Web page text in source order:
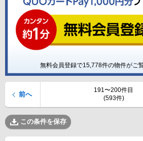
無料会員登録で15,778件の物件がご
191〜200件目
(593件)
前へ
この条件を保存